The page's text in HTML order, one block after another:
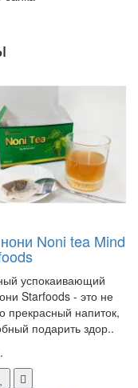
Noni tea Mind
успокаивающий
Starfoods - это не
прекрасный напиток,
подарить здор..